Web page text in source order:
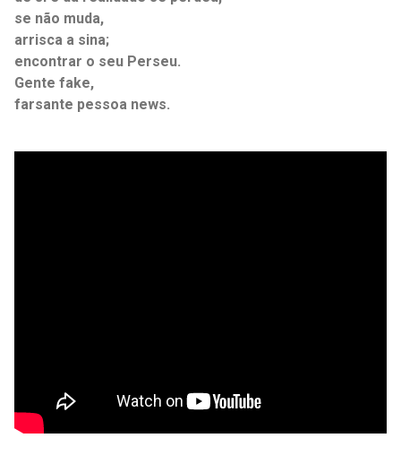
se não muda,
arrisca a sina;
encontrar o seu Perseu.
Gente fake,
farsante pessoa news.